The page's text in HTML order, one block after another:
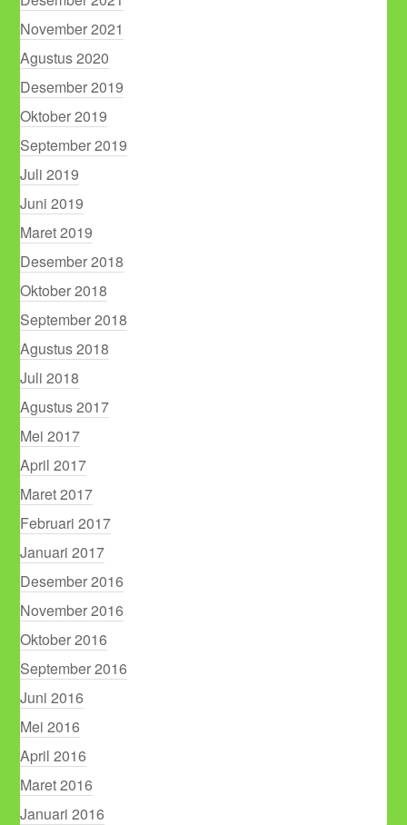
November 2021
Agustus 2020
Desember 2019
Oktober 2019
September 2019
Juli 2019
Juni 2019
Maret 2019
Desember 2018
Oktober 2018
September 2018
Agustus 2018
Juli 2018
Agustus 2017
Mei 2017
April 2017
Maret 2017
Februari 2017
Januari 2017
Desember 2016
November 2016
Oktober 2016
September 2016
Juni 2016
Mei 2016
April 2016
Maret 2016
Januari 2016